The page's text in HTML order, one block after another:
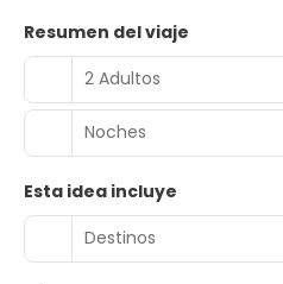
Resumen del viaje
2 Adultos
Noches
Esta idea incluye
Destinos